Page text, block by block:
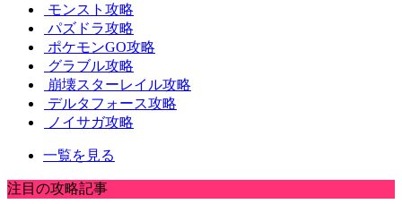
モンスト攻略
パズドラ攻略
ポケモンGO攻略
グラブル攻略
崩壊スターレイル攻略
デルタフォース攻略
ノイサガ攻略
一覧を見る
注目の攻略記事